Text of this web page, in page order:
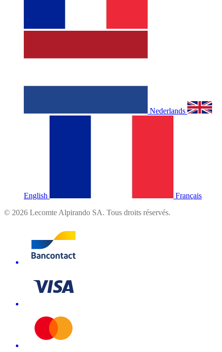
Nederlands
English
Français
© 2026 Lecomte Alpirando SA. Tous droits réservés.